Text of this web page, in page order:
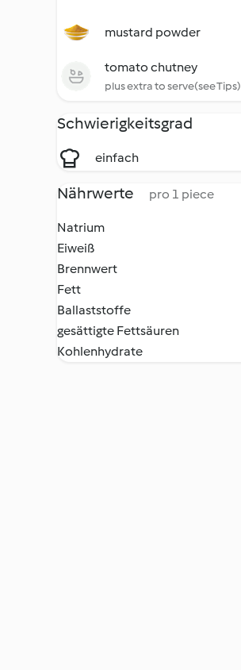
mustard powder
tomato chutney
plus extra to serve(see Tips)
Schwierigkeitsgrad
einfach
Nährwerte pro 1 piece
Natrium
Eiweiß
Brennwert
Fett
Ballaststoffe
gesättigte Fettsäuren
Kohlenhydrate